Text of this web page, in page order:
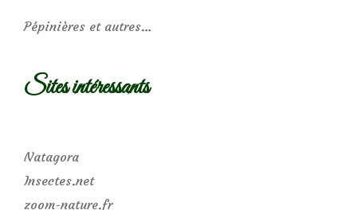
Pépinières et autres…
Sites intéressants
Natagora
Insectes.net
zoom-nature.fr